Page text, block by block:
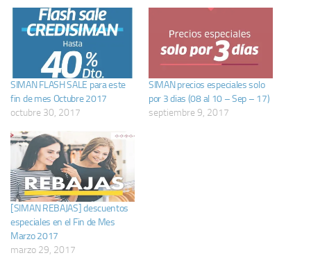
SIMAN FLASH SALE para este
fin de mes Octubre 2017
octubre 30, 2017
SIMAN precios especiales solo
por 3 dias (08 al 10 – Sep – 17)
septiembre 9, 2017
[SIMAN REBAJAS] descuentos
especiales en el Fin de Mes
Marzo 2017
marzo 29, 2017